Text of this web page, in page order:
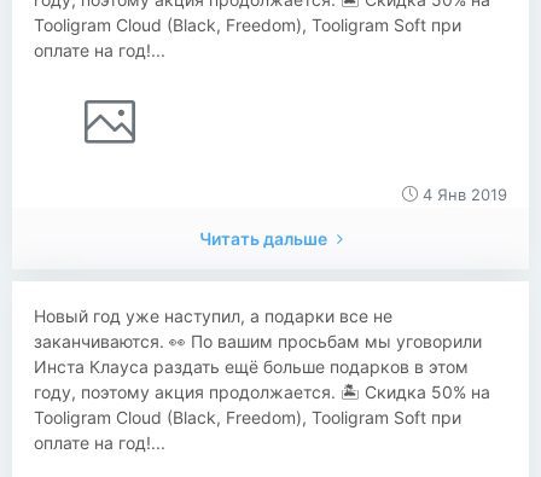
Tooligram Cloud (Black, Freedom), Tooligram Soft при
оплате на год!...
4 Янв 2019
Читать дальше
Новый год уже наступил, а подарки все не
заканчиваются. 👀 По вашим просьбам мы уговорили
Инста Клауса раздать ещё больше подарков в этом
году, поэтому акция продолжается. 🏝 Скидка 50% на
Tooligram Cloud (Black, Freedom), Tooligram Soft при
оплате на год!...